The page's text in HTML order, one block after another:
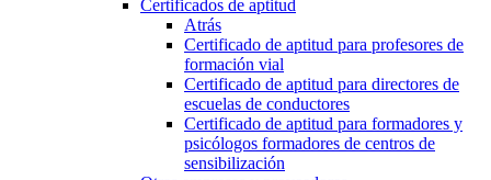
Certificados de aptitud
Atrás
Certificado de aptitud para profesores de
formación vial
Certificado de aptitud para directores de
escuelas de conductores
Certificado de aptitud para formadores y
psicólogos formadores de centros de
sensibilización